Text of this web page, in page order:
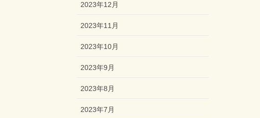
2023年12月
2023年11月
2023年10月
2023年9月
2023年8月
2023年7月